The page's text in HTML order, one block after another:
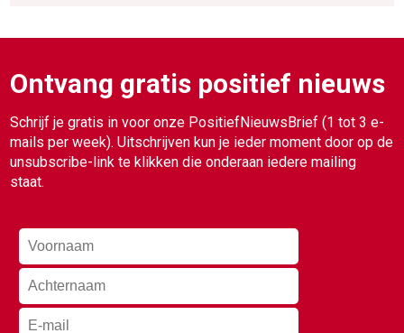
Ontvang gratis positief nieuws
Schrijf je gratis in voor onze PositiefNieuwsBrief (1 tot 3 e-
mails per week). Uitschrijven kun je ieder moment door op de
unsubscribe-link te klikken die onderaan iedere mailing
staat.